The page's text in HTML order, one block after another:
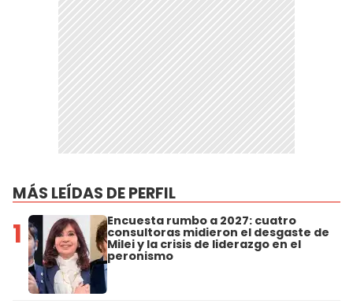
MÁS LEÍDAS DE PERFIL
1 Encuesta rumbo a 2027: cuatro
consultoras midieron el desgaste de
Milei y la crisis de liderazgo en el
peronismo